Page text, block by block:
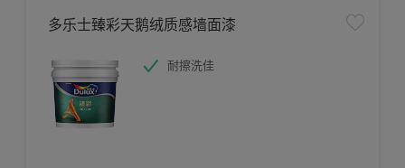
多乐士臻彩天鹅绒质感墙面漆
耐擦洗佳